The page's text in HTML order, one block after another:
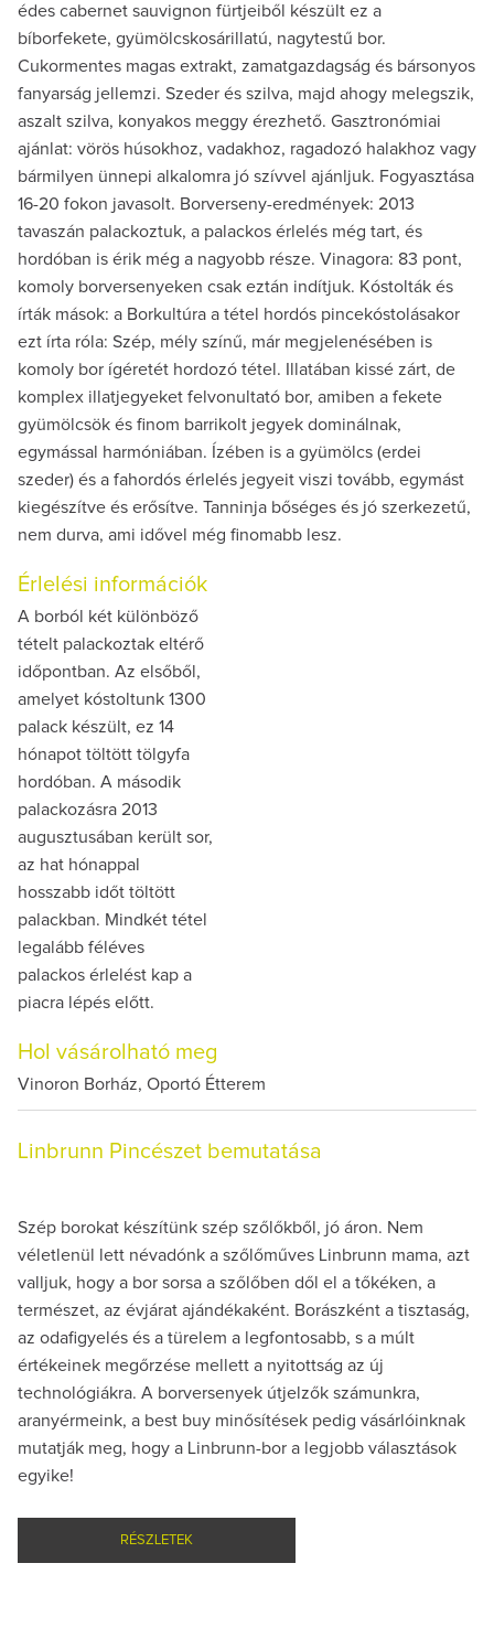
édes cabernet sauvignon fürtjeiből készült ez a
bíborfekete, gyümölcskosárillatú, nagytestű bor.
Cukormentes magas extrakt, zamatgazdagság és bársonyos
fanyarság jellemzi. Szeder és szilva, majd ahogy melegszik,
aszalt szilva, konyakos meggy érezhető. Gasztronómiai
ajánlat: vörös húsokhoz, vadakhoz, ragadozó halakhoz vagy
bármilyen ünnepi alkalomra jó szívvel ajánljuk. Fogyasztása
16-20 fokon javasolt. Borverseny-eredmények: 2013
tavaszán palackoztuk, a palackos érlelés még tart, és
hordóban is érik még a nagyobb része. Vinagora: 83 pont,
komoly borversenyeken csak eztán indítjuk. Kóstolták és
írták mások: a Borkultúra a tétel hordós pincekóstolásakor
ezt írta róla: Szép, mély színű, már megjelenésében is
komoly bor ígéretét hordozó tétel. Illatában kissé zárt, de
komplex illatjegyeket felvonultató bor, amiben a fekete
gyümölcsök és finom barrikolt jegyek dominálnak,
egymással harmóniában. Ízében is a gyümölcs (erdei
szeder) és a fahordós érlelés jegyeit viszi tovább, egymást
kiegészítve és erősítve. Tanninja bőséges és jó szerkezetű,
nem durva, ami idővel még finomabb lesz.
Érlelési információk
A borból két különböző
tételt palackoztak eltérő
időpontban. Az elsőből,
amelyet kóstoltunk 1300
palack készült, ez 14
hónapot töltött tölgyfa
hordóban. A második
palackozásra 2013
augusztusában került sor,
az hat hónappal
hosszabb időt töltött
palackban. Mindkét tétel
legalább féléves
palackos érlelést kap a
piacra lépés előtt.
Hol vásárolható meg
Vinoron Borház, Oportó Étterem
Linbrunn Pincészet bemutatása
Szép borokat készítünk szép szőlőkből, jó áron. Nem
véletlenül lett névadónk a szőlőműves Linbrunn mama, azt
valljuk, hogy a bor sorsa a szőlőben dől el a tőkéken, a
természet, az évjárat ajándékaként. Borászként a tisztaság,
az odafigyelés és a türelem a legfontosabb, s a múlt
értékeinek megőrzése mellett a nyitottság az új
technológiákra. A borversenyek útjelzők számunkra,
aranyérmeink, a best buy minősítések pedig vásárlóinknak
mutatják meg, hogy a Linbrunn-bor a legjobb választások
egyike!
RÉSZLETEK